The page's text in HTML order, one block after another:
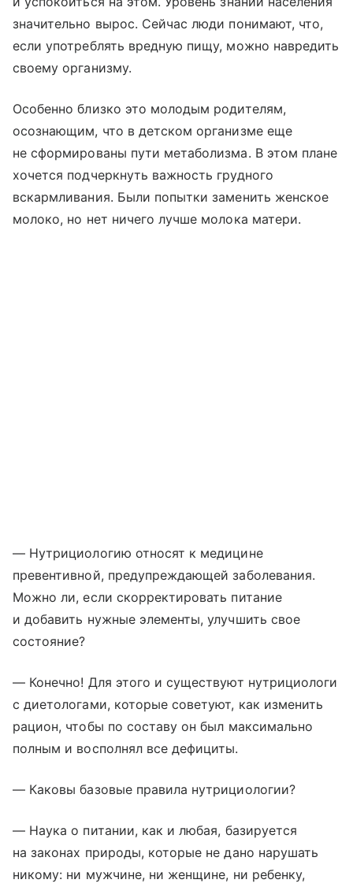
значительно вырос. Сейчас люди понимают, что,
если употреблять вредную пищу, можно навредить
своему организму.
Особенно близко это молодым родителям,
осознающим, что в детском организме еще
не сформированы пути метаболизма. В этом плане
хочется подчеркнуть важность грудного
вскармливания. Были попытки заменить женское
молоко, но нет ничего лучше молока матери.
— Нутрициологию относят к медицине
превентивной, предупреждающей заболевания.
Можно ли, если скорректировать питание
и добавить нужные элементы, улучшить свое
состояние?
— Конечно! Для этого и существуют нутрициологи
с диетологами, которые советуют, как изменить
рацион, чтобы по составу он был максимально
полным и восполнял все дефициты.
— Каковы базовые правила нутрициологии?
— Наука о питании, как и любая, базируется
на законах природы, которые не дано нарушать
никому: ни мужчине, ни женщине, ни ребенку,